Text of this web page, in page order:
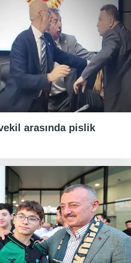
arasında pislik